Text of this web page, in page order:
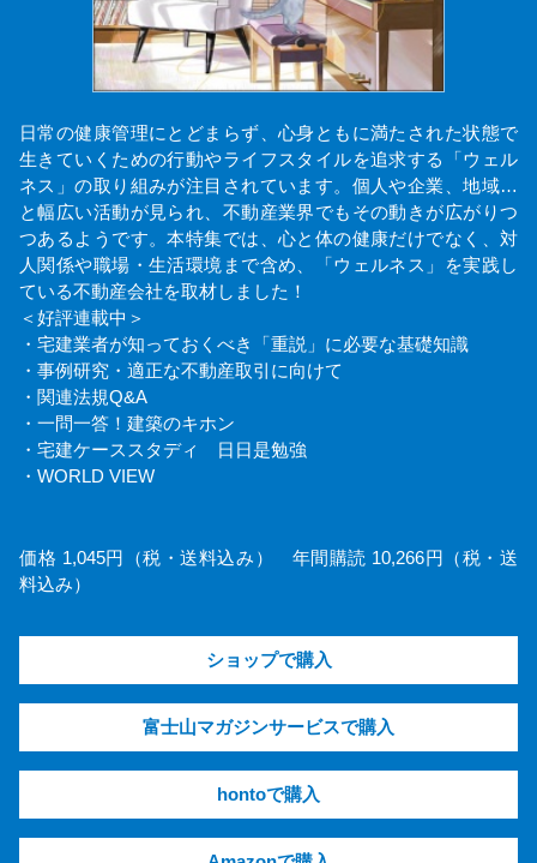
日常の健康管理にとどまらず、心身ともに満たされた状態で
生きていくための行動やライフスタイルを追求する「ウェル
ネス」の取り組みが注目されています。個人や企業、地域…
と幅広い活動が見られ、不動産業界でもその動きが広がりつ
つあるようです。本特集では、心と体の健康だけでなく、対
人関係や職場・生活環境まで含め、「ウェルネス」を実践し
ている不動産会社を取材しました！
＜好評連載中＞
・宅建業者が知っておくべき「重説」に必要な基礎知識
・事例研究・適正な不動産取引に向けて
・関連法規Q&A
・一問一答！建築のキホン
・宅建ケーススタディ 日日是勉強
・WORLD VIEW
価格 1,045円（税・送料込み） 年間購読 10,266円（税・送
料込み）
ショップで購入
富士山マガジンサービスで購入
hontoで購入